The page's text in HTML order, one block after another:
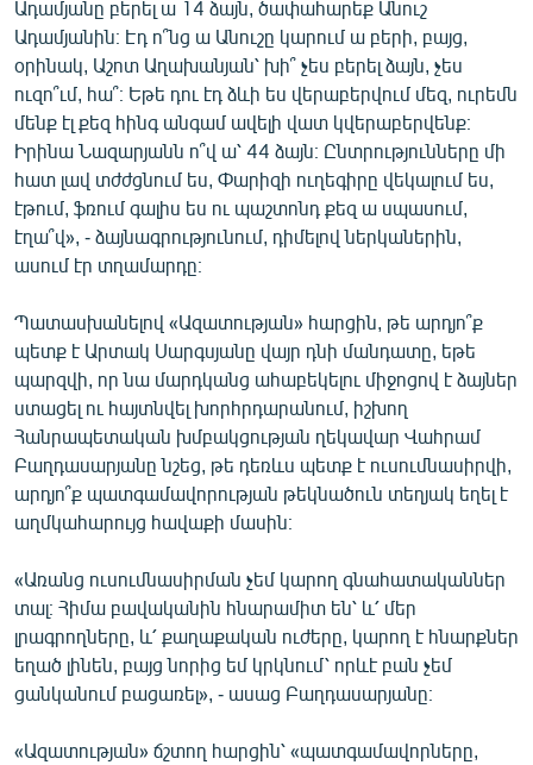
Ադամյանը բերել ա 14 ձայն, ծափահարեք Անուշ
Ադամյանին։ Էդ ո՞նց ա Անուշը կարում ա բերի, բայց,
օրինակ, Աշոտ Աղախանյան՝ խի՞ չես բերել ձայն, չես
ուզո՞ւմ, հա՞։ Եթե դու էդ ձևի ես վերաբերվում մեզ, ուրեմն
մենք էլ քեզ հինգ անգամ ավելի վատ կվերաբերվենք։
Իրինա Նազարյանն ո՞վ ա՝ 44 ձայն։ Ընտրությունները մի
հատ լավ տժժցնում ես, Փարիզի ուղեգիրը վեկալում ես,
էթում, ֆռում գալիս ես ու պաշտոնդ քեզ ա սպասում,
էղա՞վ», - ձայնագրությունում, դիմելով ներկաներին,
ասում էր տղամարդը։
Պատասխանելով «Ազատության» հարցին, թե արդյո՞ք
պետք է Արտակ Սարգսյանը վայր դնի մանդատը, եթե
պարզվի, որ նա մարդկանց ահաբեկելու միջոցով է ձայներ
ստացել ու հայտնվել խորհրդարանում, իշխող
Հանրապետական խմբակցության ղեկավար Վահրամ
Բաղդասարյանը նշեց, թե դեռևս պետք է ուսումնասիրվի,
արդյո՞ք պատգամավորության թեկնածուն տեղյակ եղել է
աղմկահարույց հավաքի մասին։
«Առանց ուսումնասիրման չեմ կարող գնահատականներ
տալ։ Հիմա բավականին հնարամիտ են՝ և՛ մեր
լրագրողները, և՛ քաղաքական ուժերը, կարող է հնարքներ
եղած լինեն, բայց նորից եմ կրկնում՝ որևէ բան չեմ
ցանկանում բացառել», - ասաց Բաղդասարյանը։
«Ազատության» ճշտող հարցին՝ «պատգամավորները,